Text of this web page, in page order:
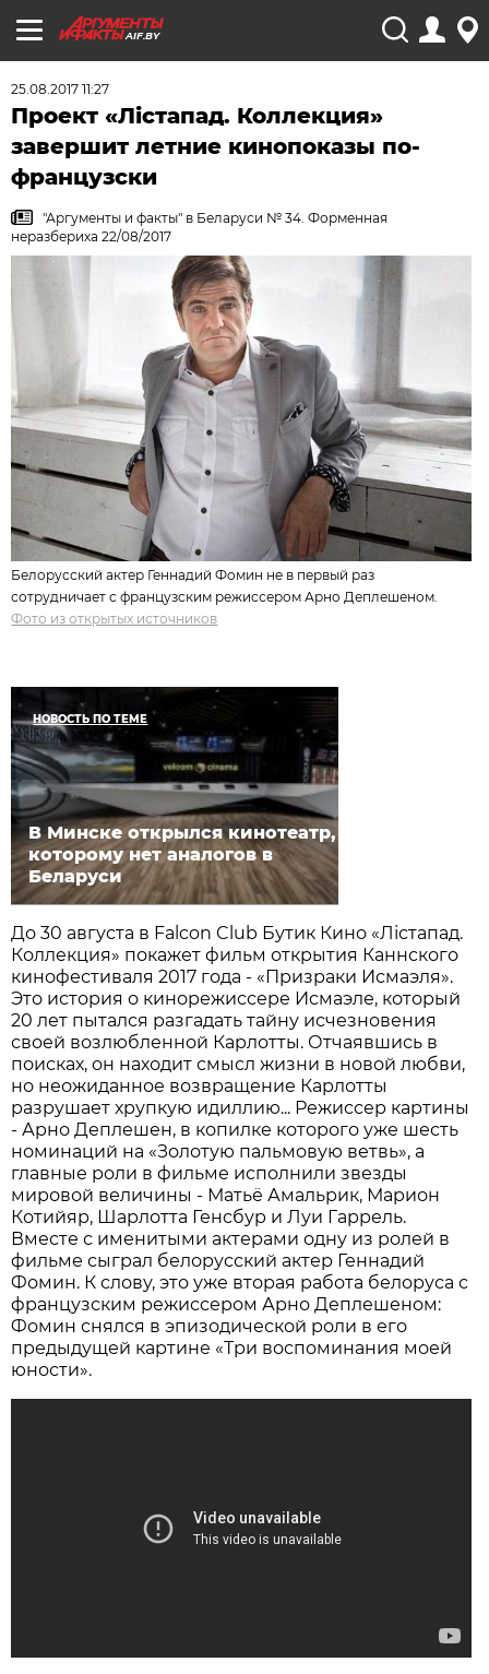
AIF.BY
25.08.2017 11:27
Проект «Лістапад. Коллекция»
завершит летние кинопоказы по-
французски
"Аргументы и факты" в Беларуси № 34. Форменная
неразбериха 22/08/2017
Белорусский актер Геннадий Фомин не в первый раз
сотрудничает с французским режиссером Арно Деплешеном.
Фото из открытых источников
НОВОСТЬ ПО ТЕМЕ
В Минске открылся кинотеатр,
которому нет аналогов в
Беларуси
До 30 августа в Falcon Club Бутик Кино «Лістапад.
Коллекция» покажет фильм открытия Каннского
кинофестиваля 2017 года - «Призраки Исмаэля».
Это история о кинорежиссере Исмаэле, который
20 лет пытался разгадать тайну исчезновения
своей возлюбленной Карлотты. Отчаявшись в
поисках, он находит смысл жизни в новой любви,
но неожиданное возвращение Карлотты
разрушает хрупкую идиллию... Режиссер картины
- Арно Деплешен, в копилке которого уже шесть
номинаций на «Золотую пальмовую ветвь», а
главные роли в фильме исполнили звезды
мировой величины - Матьё Амальрик, Марион
Котийяр, Шарлотта Генсбур и Луи Гаррель.
Вместе с именитыми актерами одну из ролей в
фильме сыграл белорусский актер Геннадий
Фомин. К слову, это уже вторая работа белоруса с
французским режиссером Арно Деплешеном:
Фомин снялся в эпизодической роли в его
предыдущей картине «Три воспоминания моей
юности».